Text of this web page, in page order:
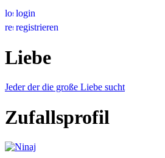
login
registrieren
Liebe
Jeder der die große Liebe sucht
Zufallsprofil